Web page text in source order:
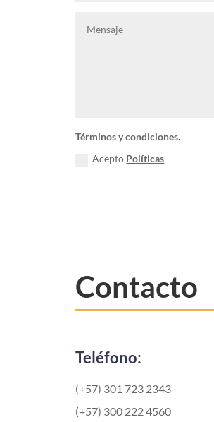
Términos y condiciones.
Acepto Políticas
Contacto
Teléfono:
(+57) 301 723 2343
(+57) 300 222 4560